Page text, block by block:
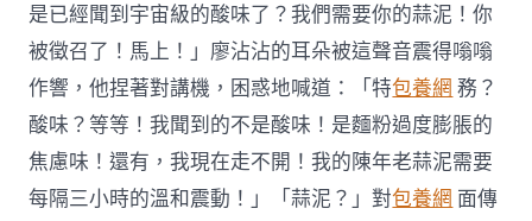
是已經聞到宇宙級的酸味了？我們需要你的蒜泥！你
被徵召了！馬上！」廖沾沾的耳朵被這聲音震得嗡嗡
作響，他捏著對講機，困惑地喊道：「特包養網 務？
酸味？等等！我聞到的不是酸味！是麵粉過度膨脹的
焦慮味！還有，我現在走不開！我的陳年老蒜泥需要
每隔三小時的溫和震動！」「蒜泥？」對包養網 面傳